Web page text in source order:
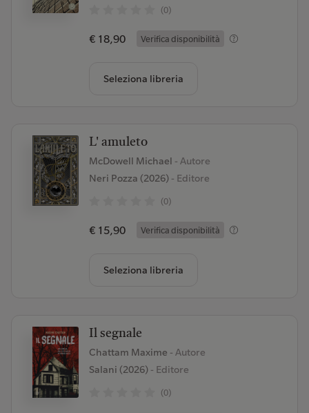
(0)
€ 18,90 Verifica disponibilità
Seleziona libreria
L' amuleto
McDowell Michael - Autore
Neri Pozza (2026)- Editore
(0)
€ 15,90 Verifica disponibilità
Seleziona libreria
Il segnale
Chattam Maxime - Autore
Salani (2026)- Editore
(0)